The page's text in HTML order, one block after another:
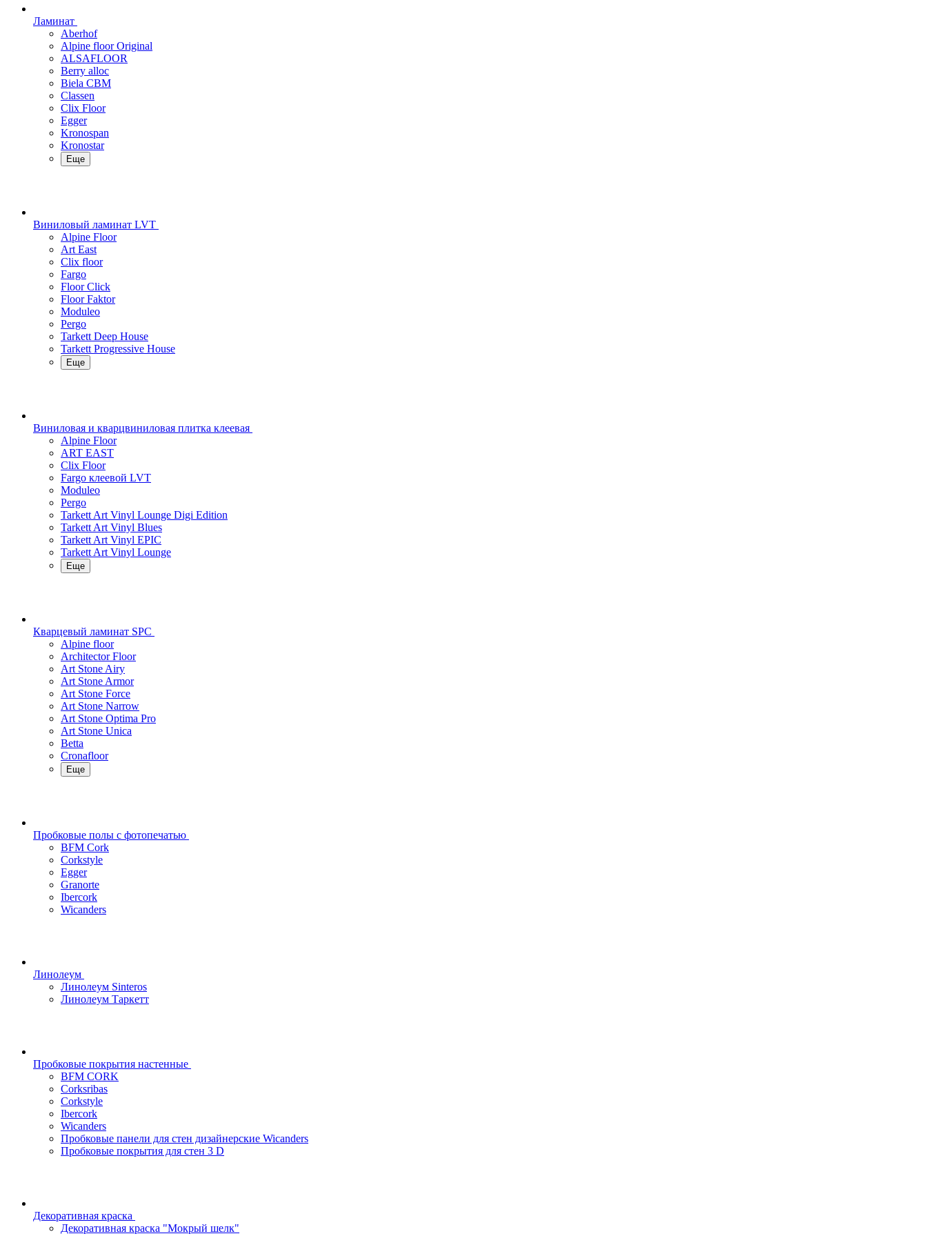
Ламинат
Aberhof
Alpine floor Original
ALSAFLOOR
Berry alloc
Biela CBM
Classen
Clix Floor
Egger
Kronospan
Kronostar
Еще
Виниловый ламинат LVT
Alpine Floor
Art East
Clix floor
Fargo
Floor Click
Floor Faktor
Moduleo
Pergo
Tarkett Deep House
Tarkett Progressive House
Еще
Виниловая и кварцвиниловая плитка клеевая
Alpine Floor
ART EAST
Clix Floor
Fargo клеевой LVT
Moduleo
Pergo
Tarkett Art Vinyl Lounge Digi Edition
Tarkett Art Vinyl Blues
Tarkett Art Vinyl EPIC
Tarkett Art Vinyl Lounge
Еще
Кварцевый ламинат SPC
Alpine floor
Architector Floor
Art Stone Airy
Art Stone Armor
Art Stone Force
Art Stone Narrow
Art Stone Optima Pro
Art Stone Unica
Betta
Cronafloor
Еще
Пробковые полы с фотопечатью
BFM Cork
Corkstyle
Egger
Granorte
Ibercork
Wicanders
Линолеум
Линолеум Sinteros
Линолеум Таркетт
Пробковые покрытия настенные
BFM CORK
Corksribas
Corkstyle
Ibercork
Wicanders
Пробковые панели для стен дизайнерские Wicanders
Пробковые покрытия для стен 3 D
Декоративная краска
Декоративная краска "Мокрый шелк"